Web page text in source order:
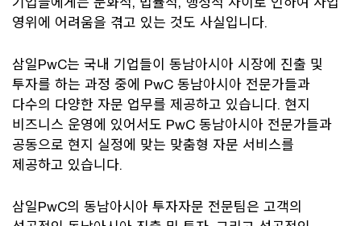
영위에 어려움을 겪고 있는 것도 사실입니다.
삼일PwC는 국내 기업들이 동남아시아 시장에 진출 및
투자를 하는 과정 중에 PwC 동남아시아 전문가들과
다수의 다양한 자문 업무를 제공하고 있습니다. 현지
비즈니스 운영에 있어서도 PwC 동남아시아 전문가들과
공동으로 현지 실정에 맞는 맞춤형 자문 서비스를
제공하고 있습니다.
삼일PwC의 동남아시아 투자자문 전문팀은 고객의